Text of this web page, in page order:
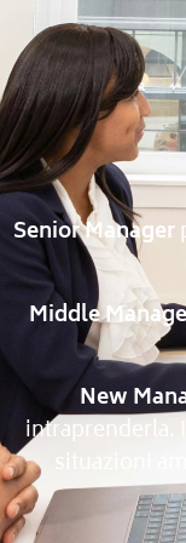
Senior Manager
Middle
New
intraprenderla.
situazioni